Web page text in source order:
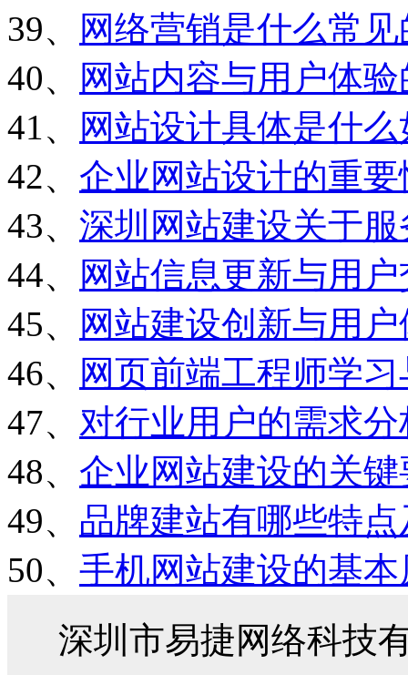
39、
网络营销是什么常
40、
网站内容与用户体
41、
网站设计具体是什
42、 企业网站设计的重要
43、 深圳网站建设关于
44、
网站信息更新与用
45、
网站建设创新与用
46、
网页前端工程师学
47、 对行业用户的需求
48、 企业网站建设的关
49、 品牌建站有哪些特
50、 手机网站建设的基本
深圳市易捷网络科